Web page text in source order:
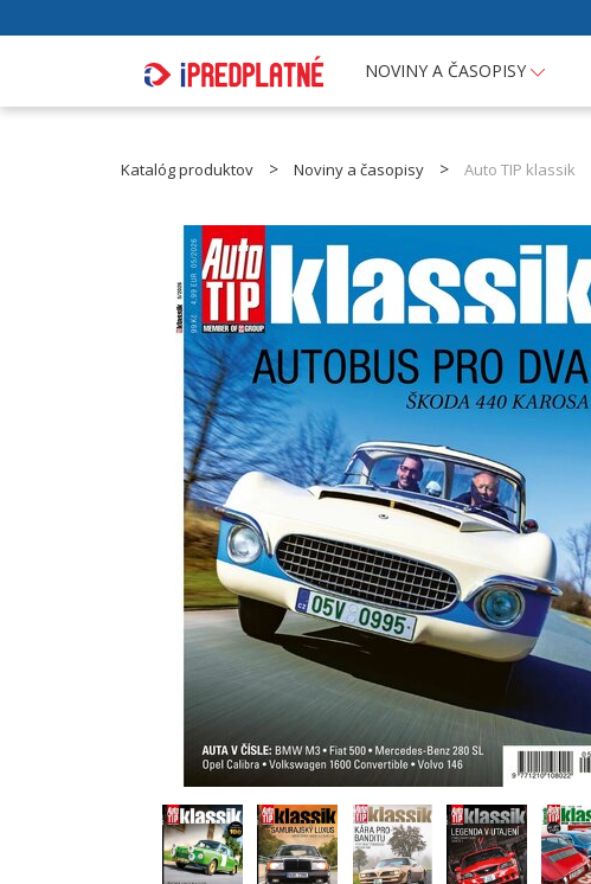
NOVINY A ČASOPISY
Katalóg produktov Noviny a časopisy Auto TIP klassik